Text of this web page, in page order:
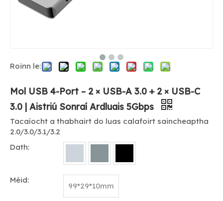
Roinn le:
Mol USB 4-Port – 2 × USB-A 3.0 + 2 × USB-C
3.0 | Aistriú Sonraí Ardluais 5Gbps
Tacaíocht a thabhairt do luas calafoirt saincheaptha
2.0/3.0/3.1/3.2
Dath:
Méid:
99*29*10mm